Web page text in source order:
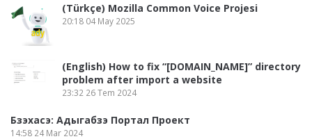
(Türkçe) Mozilla Common Voice Projesi
20:18 04 May 2025
(English) How to fix “[DOMAIN_NAME]” directory
problem after import a website
23:32 26 Tem 2024
Бзэхасэ: Адыгабзэ Портал Проект
14:58 24 Mar 2024